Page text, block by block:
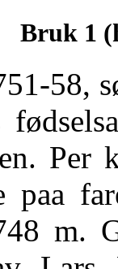
Bruk 1
58,
paa
m.